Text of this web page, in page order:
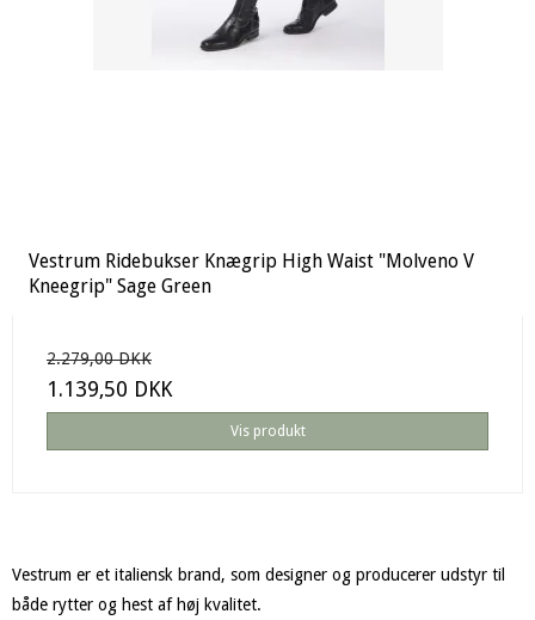
Vestrum Ridebukser Knægrip High Waist "Molveno V
Kneegrip" Sage Green
2.279,00 DKK
1.139,50 DKK
Vis produkt
Vestrum er et italiensk brand, som designer og producerer udstyr til
både rytter og hest af høj kvalitet.